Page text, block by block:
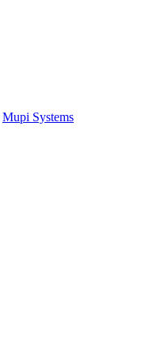
Mupi Systems